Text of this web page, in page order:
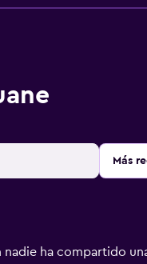
Más
nadie ha compartido